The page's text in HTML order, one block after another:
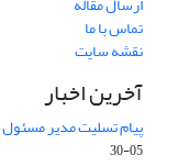
تماس با ما
نقشه سایت
آخرین اخبار
پیام تسلیت مدیر
05-30